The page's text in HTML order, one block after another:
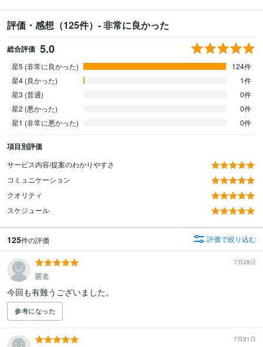
評価・感想（125件）- 非常に良かった
総合評価 5.0
星5 (非常に良かった)
124件
星4 (良かった)
1件
星3 (普通)
0件
星2 (悪かった)
0件
星1 (非常に悪かった)
0件
項目別評価
サービス内容/提案のわかりやすさ
コミュニケーション
クオリティ
スケジュール
125件の評価 評価で絞り込む
7月28日
匿名
今回も有難うございました。
参考になった
7月21日